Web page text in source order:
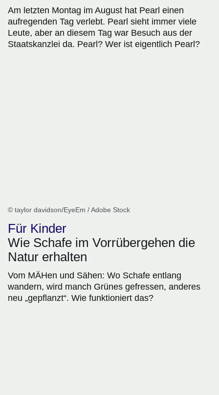
Am letzten Montag im August hat Pearl einen
aufregenden Tag verlebt. Pearl sieht immer viele
Leute, aber an diesem Tag war Besuch aus der
Staatskanzlei da. Pearl? Wer ist eigentlich Pearl?
© taylor davidson/EyeEm / Adobe Stock
Für Kinder
Wie Schafe im Vorrübergehen die
Natur erhalten
Vom MÄHen und Sähen: Wo Schafe entlang
wandern, wird manch Grünes gefressen, anderes
neu „gepflanzt“. Wie funktioniert das?